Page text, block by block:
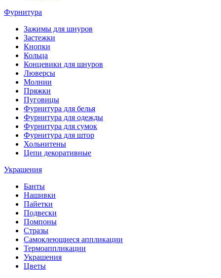
Фурнитура
Зажимы для шнуров
Застежки
Кнопки
Кольца
Концевики для шнуров
Люверсы
Молнии
Пряжки
Пуговицы
Фурнитура для белья
Фурнитура для одежды
Фурнитура для сумок
Фурнитура для штор
Хольнитены
Цепи декоративные
Украшения
Банты
Нашивки
Пайетки
Подвески
Помпоны
Стразы
Самоклеющиеся аппликации
Термоаппликации
Украшения
Цветы